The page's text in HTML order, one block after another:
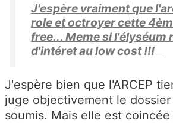
J'espère vraiment que
role et octroyer cette
free... Meme si l'élyséum
d'intéret au low cost !!!
J'espère bien que l'ARCEP
juge objectivement le
soumis. Mais elle est